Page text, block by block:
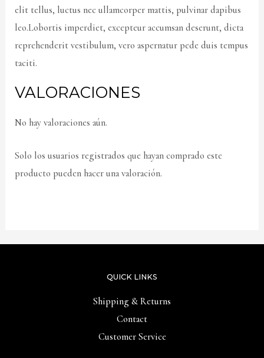
elit tellus, luctus nec ullamcorper mattis, pulvinar dapibus
leo.Lobortis imperdiet, excepteur accumsan deserunt, dicta
reprehenderit vestibulum, vero aspernatur pede duis tempus
taciti.
VALORACIONES
No hay valoraciones aún.
Solo los usuarios registrados que hayan comprado este
producto pueden hacer una valoración.
QUICK LINKS
Shipping & Returns
Contact
Customer Service